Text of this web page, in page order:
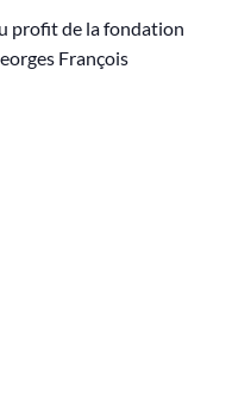
profit de la fondation
François